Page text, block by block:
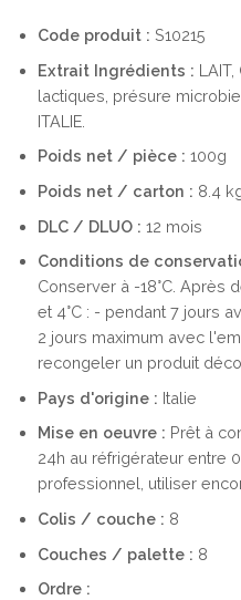
Code produit : S10215
Extrait Ingrédients : LAIT,
lactiques, présure
ITALIE.
Poids net / pièce : 100g
Poids net / carton : 8.4
DLC / DLUO : 12 mois
Conditions de
Conserver à -18°C. Après
et 4°C : - pendant 7 jours
2 jours maximum avec
recongeler un produit
Pays d'origine : Italie
Mise en oeuvre : Prêt à
24h au réfrigérateur entre
professionnel, utiliser
Colis / couche : 8
Couches / palette : 8
Ordre :